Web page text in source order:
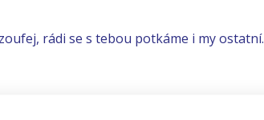
rádi se s tebou potkáme i my ostatní.